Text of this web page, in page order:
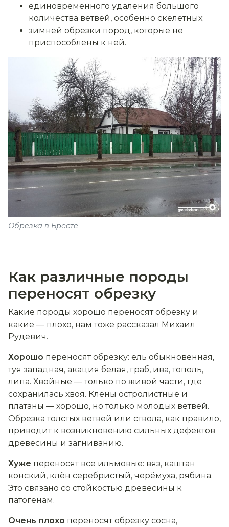
единовременного удаления большого
количества ветвей, особенно скелетных;
зимней обрезки пород, которые не
приспособлены к ней.
Обрезка в Бресте
Как различные породы
переносят обрезку
Какие породы хорошо переносят обрезку и
какие — плохо, нам тоже рассказал Михаил
Рудевич.
Хорошо переносят обрезку: ель обыкновенная,
туя западная, акация белая, граб, ива, тополь,
липа. Хвойные — только по живой части, где
сохранилась хвоя. Клёны остролистные и
платаны — хорошо, но только молодых ветвей.
Обрезка толстых ветвей или ствола, как правило,
приводит к возникновению сильных дефектов
древесины и загниванию.
Хуже переносят все ильмовые: вяз, каштан
конский, клён серебристый, черёмуха, рябина.
Это связано со стойкостью древесины к
патогенам.
Очень плохо переносят обрезку сосна,